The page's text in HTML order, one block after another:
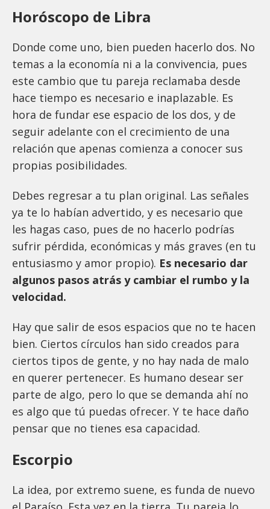
Horóscopo de Libra
Donde come uno, bien pueden hacerlo dos. No
temas a la economía ni a la convivencia, pues
este cambio que tu pareja reclamaba desde
hace tiempo es necesario e inaplazable. Es
hora de fundar ese espacio de los dos, y de
seguir adelante con el crecimiento de una
relación que apenas comienza a conocer sus
propias posibilidades.
Debes regresar a tu plan original. Las señales
ya te lo habían advertido, y es necesario que
les hagas caso, pues de no hacerlo podrías
sufrir pérdida, económicas y más graves (en tu
entusiasmo y amor propio). Es necesario dar
algunos pasos atrás y cambiar el rumbo y la
velocidad.
Hay que salir de esos espacios que no te hacen
bien. Ciertos círculos han sido creados para
ciertos tipos de gente, y no hay nada de malo
en querer pertenecer. Es humano desear ser
parte de algo, pero lo que se demanda ahí no
es algo que tú puedas ofrecer. Y te hace daño
pensar que no tienes esa capacidad.
Escorpio
La idea, por extremo suene, es funda de nuevo